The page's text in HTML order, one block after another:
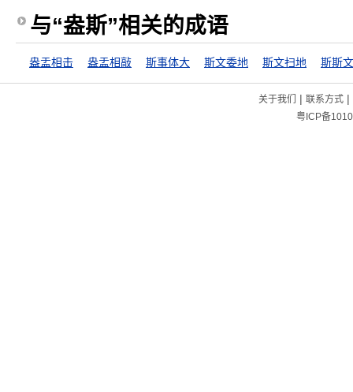
与“盎斯”相关的成语
盎盂相击 盎盂相敲 斯事体大 斯文委地 斯文扫地 斯斯
关于我们 | 联系方式|
粤ICP备